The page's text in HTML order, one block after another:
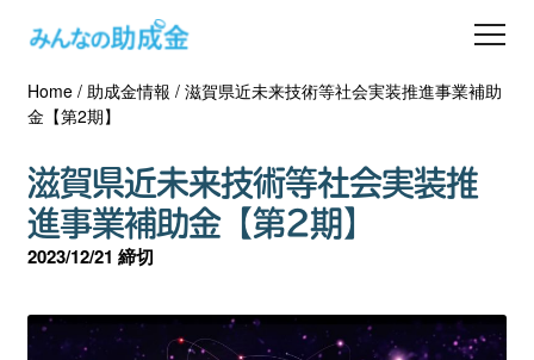
助成金を探す
士業の方へ
助成金コラム
専門家一覧
Home/ 助成金情報 / 滋賀県近未来技術等社会実装推進事業補助
金【第2期】
滋賀県近未来技術等社会実装推
進事業補助金【第2期】
2023/12/21 締切